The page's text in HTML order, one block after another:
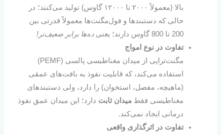
بالا (معمولاً ۲۰۰۰ تا ۱۲۰۰۰ گاوس) تولید می‌کنند؛ در
حالی که دستبندها و فول‌مگنت‌ها معمولاً قدرتی بین
200 تا 800 گاوس دارند؛ یعنی
ده‌ها برابر ضعیف‌تر!
تفاوت در نوع امواج
مگنت‌تراپی از میدان مغناطیسی پالسی (PEMF)
استفاده می‌کند، که قابلیت نفوذ به بافت‌های عمقی
(ماهیچه، مفصل، استخوان) را دارد، ولی دستبندهای
مغناطیسی فقط میدان ثابت دارد؛ این میدان‌ عمق نفوذ
درمانی ایجاد نمی‌کند.
تفاوت در اثرگذاری واقعی